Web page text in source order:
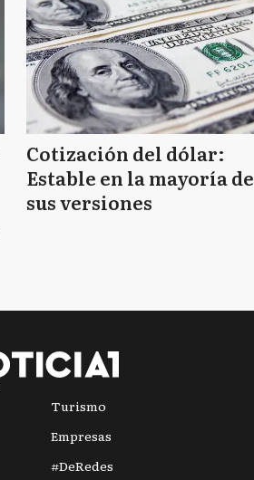
Cotización del dólar:
Estable en la mayoría de
sus versiones
Turismo
Empresas
#DeRedes